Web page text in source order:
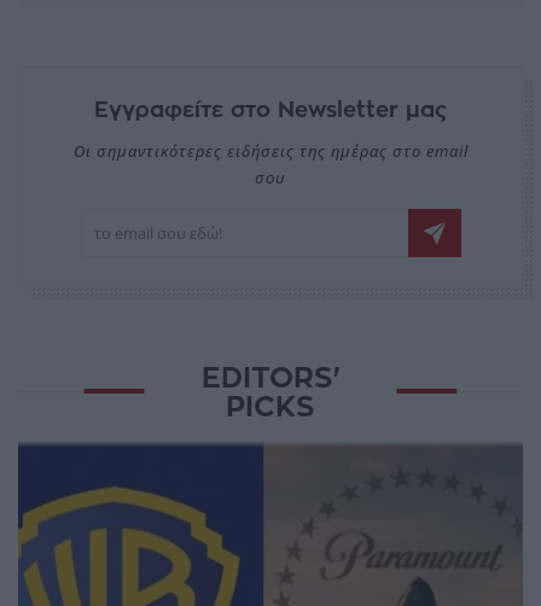
Εγγραφείτε στο Newsletter μας
Οι σημαντικότερες ειδήσεις της ημέρας στο email
σου
EDITORS'
PICKS